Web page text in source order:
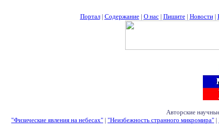
Портал| Содержание| О нас| Пишите| Новости|
Авторские
"Физические явления на небесах" | "Неизбежность странного микромира" |